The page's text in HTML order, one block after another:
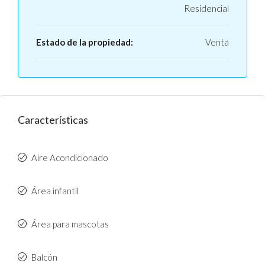
Residencial
Estado de la propiedad: Venta
Características
Aire Acondicionado
Área infantil
Área para mascotas
Balcón